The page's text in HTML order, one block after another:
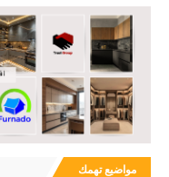
مواضيع تهمك